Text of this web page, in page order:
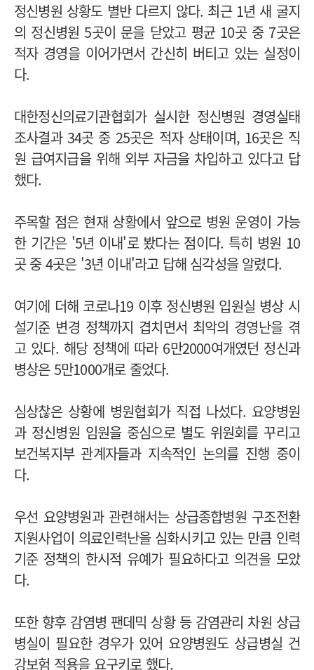
정신병원 상황도 별반 다르지 않다. 최근 1년 새 굴지
의 정신병원 5곳이 문을 닫았고 평균 10곳 중 7곳은
적자 경영을 이어가면서 간신히 버티고 있는 실정이
다.
대한정신의료기관협회가 실시한 정신병원 경영실태
조사결과 34곳 중 25곳은 적자 상태이며, 16곳은 직
원 급여지급을 위해 외부 자금을 차입하고 있다고 답
했다.
주목할 점은 현재 상황에서 앞으로 병원 운영이 가능
한 기간은 '5년 이내'로 봤다는 점이다. 특히 병원 10
곳 중 4곳은 '3년 이내'라고 답해 심각성을 알렸다.
여기에 더해 코로나19 이후 정신병원 입원실 병상 시
설기준 변경 정책까지 겹치면서 최악의 경영난을 겪
고 있다. 해당 정책에 따라 6만2000여개였던 정신과
병상은 5만1000개로 줄었다.
심상찮은 상황에 병원협회가 직접 나섰다. 요양병원
과 정신병원 임원을 중심으로 별도 위원회를 꾸리고
보건복지부 관계자들과 지속적인 논의를 진행 중이
다.
우선 요양병원과 관련해서는 상급종합병원 구조전환
지원사업이 의료인력난을 심화시키고 있는 만큼 인력
기준 정책의 한시적 유예가 필요하다고 의견을 모았
다.
또한 향후 감염병 팬데믹 상황 등 감염관리 차원 상급
병실이 필요한 경우가 있어 요양병원도 상급병실 건
강보험 적용을 요구키로 했다.